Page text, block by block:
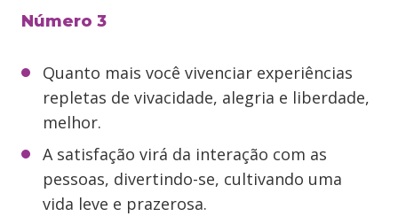
Número 3
Quanto mais você vivenciar experiências
repletas de vivacidade, alegria e liberdade,
melhor.
A satisfação virá da interação com as
pessoas, divertindo-se, cultivando uma
vida leve e prazerosa.